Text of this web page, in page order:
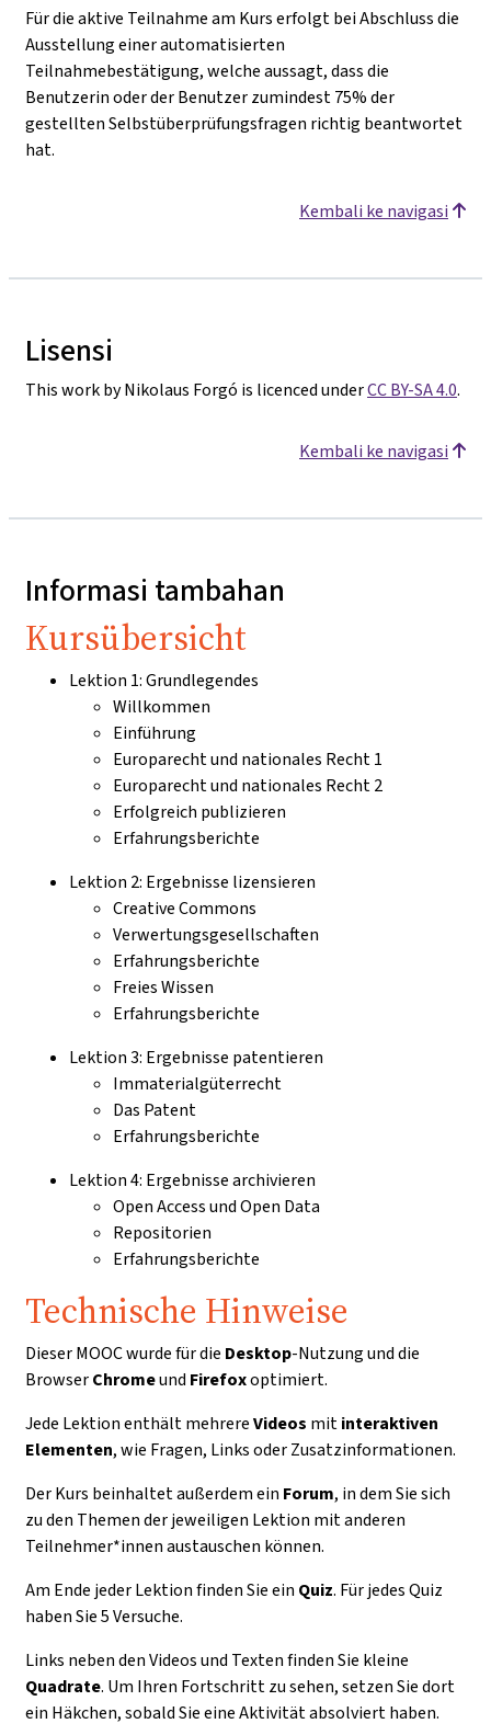
Für die aktive Teilnahme am Kurs erfolgt bei Abschluss die
Ausstellung einer automatisierten
Teilnahmebestätigung, welche aussagt, dass die
Benutzerin oder der Benutzer zumindest 75% der
gestellten Selbstüberprüfungsfragen richtig beantwortet
hat.
Kembali ke navigasi
Lisensi
This work by Nikolaus Forgó is licenced underCC BY-SA 4.0.
Kembali ke navigasi
Informasi tambahan
Kursübersicht
Lektion 1: Grundlegendes
Willkommen
Einführung
Europarecht und nationales Recht 1
Europarecht und nationales Recht 2
Erfolgreich publizieren
Erfahrungsberichte
Lektion 2: Ergebnisse lizensieren
Creative Commons
Verwertungsgesellschaften
Erfahrungsberichte
Freies Wissen
Erfahrungsberichte
Lektion 3: Ergebnisse patentieren
Immaterialgüterrecht
Das Patent
Erfahrungsberichte
Lektion 4: Ergebnisse archivieren
Open Access und Open Data
Repositorien
Erfahrungsberichte
Technische Hinweise
Dieser MOOC wurde für die Desktop-Nutzung und die
BrowserChromeund Firefoxoptimiert.
Jede Lektion enthält mehrereVideos mitinteraktiven
Elementen, wie Fragen, Links oder Zusatzinformationen.
Der Kurs beinhaltet außerdem ein Forum, in dem Sie sich
zu den Themen der jeweiligen Lektion mit anderen
Teilnehmer*innen austauschen können.
Am Ende jeder Lektion finden Sie ein Quiz. Für jedes Quiz
haben Sie 5 Versuche.
Links neben den Videos und Texten finden Sie kleine
Quadrate. Um Ihren Fortschritt zu sehen, setzen Sie dort
ein Häkchen, sobald Sie eine Aktivität absolviert haben.